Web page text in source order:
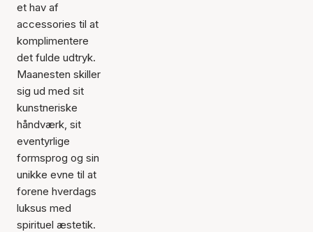
et hav af
accessories til at
komplimentere
det fulde udtryk.
Maanesten skiller
sig ud med sit
kunstneriske
håndværk, sit
eventyrlige
formsprog og sin
unikke evne til at
forene hverdags
luksus med
spirituel æstetik.